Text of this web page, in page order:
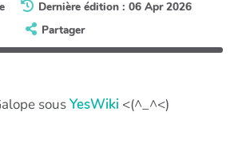
Dernière édition : 06 Apr 2026
Partager
sousYesWiki <(^_^<)